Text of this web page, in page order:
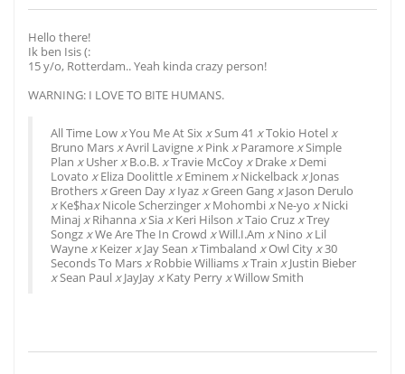
Hello there!
Ik ben Isis (:
15 y/o, Rotterdam.. Yeah kinda crazy person!
WARNING: I LOVE TO BITE HUMANS.
All Time LowxYou Me At SixxSum 41 xTokio Hotelx
Bruno MarsxAvril LavignexPinkxParamorexSimple
Plan xUsherxB.o.B.xTravie McCoyxDrakexDemi
Lovato xEliza DoolittlexEminem xNickelbackxJonas
BrothersxGreen DayxIyazxGreen GangxJason Derulo
xKe$haxNicole ScherzingerxMohombixNe-yo xNicki
MinajxRihannaxSiaxKeri Hilson xTaio CruzxTrey
SongzxWe Are The In Crowd xWill.I.Am xNino xLil
WaynexKeizerxJay Sean xTimbaland xOwl Cityx30
Seconds To MarsxRobbie WilliamsxTrain xJustin Bieber
xSean PaulxJayJayxKaty PerryxWillow Smith